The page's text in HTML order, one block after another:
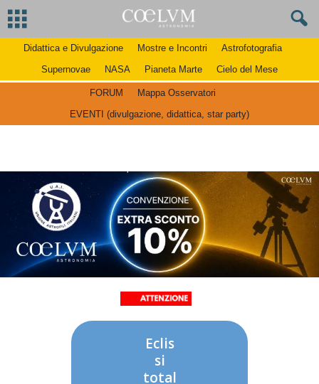
Didattica e Divulgazione Mostre e Incontri
Astrofotografia
Supernovae
NASA Pianeta Marte Cielo del Mese
FORUM
Mappa Osservatori
EVENTI (divulgazione, didattica, star party)
Eclis
si
total